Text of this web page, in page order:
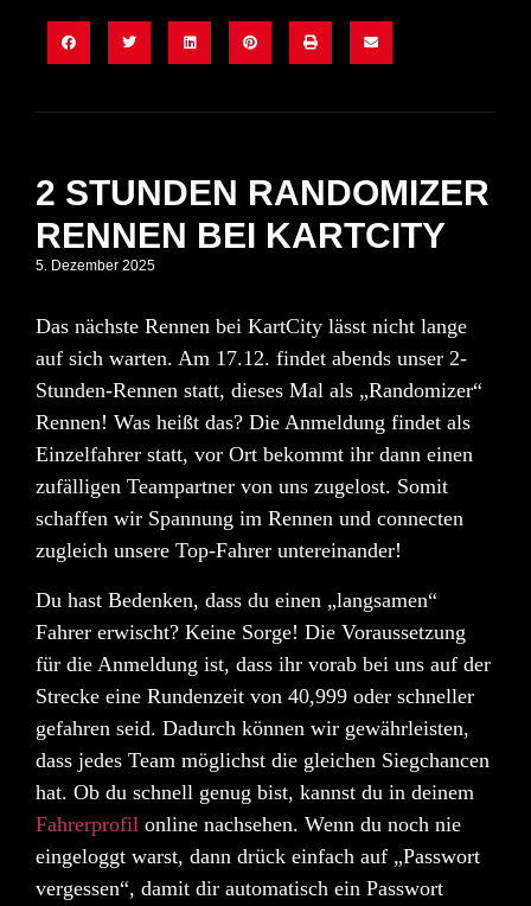
2 STUNDEN RANDOMIZER
RENNEN BEI KARTCITY
5. Dezember 2025
Das nächste Rennen bei KartCity lässt nicht lange
auf sich warten. Am 17.12. findet abends unser 2-
Stunden-Rennen statt, dieses Mal als „Randomizer“
Rennen! Was heißt das? Die Anmeldung findet als
Einzelfahrer statt, vor Ort bekommt ihr dann einen
zufälligen Teampartner von uns zugelost. Somit
schaffen wir Spannung im Rennen und connecten
zugleich unsere Top-Fahrer untereinander!
Du hast Bedenken, dass du einen „langsamen“
Fahrer erwischt? Keine Sorge! Die Voraussetzung
für die Anmeldung ist, dass ihr vorab bei uns auf der
Strecke eine Rundenzeit von 40,999 oder schneller
gefahren seid. Dadurch können wir gewährleisten,
dass jedes Team möglichst die gleichen Siegchancen
hat. Ob du schnell genug bist, kannst du in deinem
Fahrerprofil online nachsehen. Wenn du noch nie
eingeloggt warst, dann drück einfach auf „Passwort
vergessen“, damit dir automatisch ein Passwort